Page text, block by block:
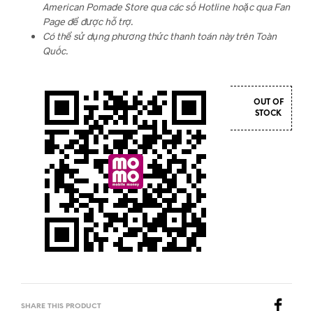
American Pomade Store qua các số Hotline hoặc qua Fan
Page để được hỗ trợ.
Có thể sử dụng phương thức thanh toán này trên Toàn
Quốc.
OUT OF
STOCK
SHARE THIS PRODUCT